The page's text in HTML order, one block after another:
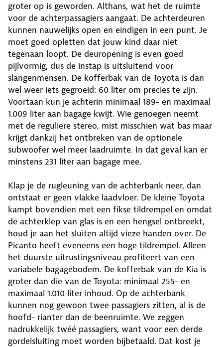
groter op is geworden. Althans, wat het de ruimte
voor de achterpassagiers aangaat. De achterdeuren
kunnen nauwelijks open en eindigen in een punt. Je
moet goed opletten dat jouw kind daar niet
tegenaan loopt. De deuropening is even goed
pijlvormig, dus de instap is uitsluitend voor
slangenmensen. De kofferbak van de Toyota is dan
wel weer iets gegroeid: 60 liter om precies te zijn.
Voortaan kun je achterin minimaal 189- en maximaal
1.009 liter aan bagage kwijt. Wie genoegen neemt
met de reguliere stereo, mist misschien wat bas maar
krijgt dankzij het ontbreken van de optionele
subwoofer wel meer laadruimte. In dat geval kan er
minstens 231 liter aan bagage mee.
Klap je de rugleuning van de achterbank neer, dan
ontstaat er geen vlakke laadvloer. De kleine Toyota
kampt bovendien met een fikse tildrempel en omdat
de achterklep van glas is en een hengsel ontbreekt,
houd je aan het sluiten altijd vieze handen over. De
Picanto heeft eveneens een hoge tildrempel. Alleen
het duurste uitrustingsniveau profiteert van een
variabele bagagebodem. De kofferbak van de Kia is
groter dan die van de Toyota: minimaal 255- en
maximaal 1.010 liter inhoud. Op de achterbank
kunnen nog gewoon twee passagiers zitten, al is de
hoofd- rianter dan de beenruimte. We zeggen
nadrukkelijk twéé passagiers, want voor een derde
gordelsluiting moet worden bijbetaald. Dat kost je